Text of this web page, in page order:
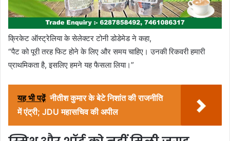
क्रिकेट ऑस्ट्रेलिया के सेलेक्टर टोनी डोडेमेड ने कहा,
“पैट को पूरी तरह फिट होने के लिए और समय चाहिए। उनकी रिकवरी हमारी
प्राथमिकता है, इसलिए हमने यह फैसला लिया।”
यह भी पढ़ें नीतीश कुमार के बेटे निशांत की राजनीति
में एंट्री; JDU महासचिव की अपील